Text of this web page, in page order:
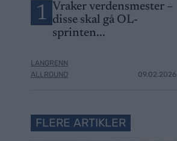
1 Vraker verdensmester –
disse skal gå OL-
sprinten...
LANGRENN
ALLROUND
09.02.2026
FLERE ARTIKLER